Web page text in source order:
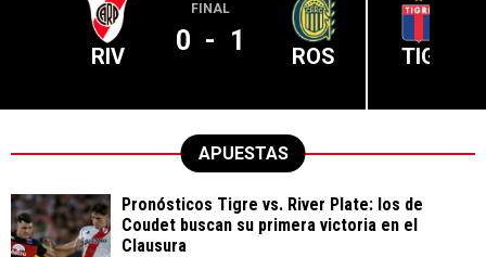
RIV
FINAL
0 - 1 ROS TIG
APUESTAS
Pronósticos Tigre vs. River Plate: los de
Coudet buscan su primera victoria en el
Clausura